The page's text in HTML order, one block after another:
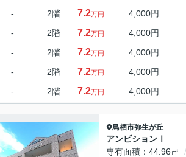
- 2階 7.2万円 4,000円
- 2階 7.2万円 4,000円
- 2階 7.2万円 4,000円
- 2階 7.2万円 4,000円
- 2階 7.2万円 4,000円
鳥栖市弥生が丘
アンビションⅠ
専有面積
44.96㎡